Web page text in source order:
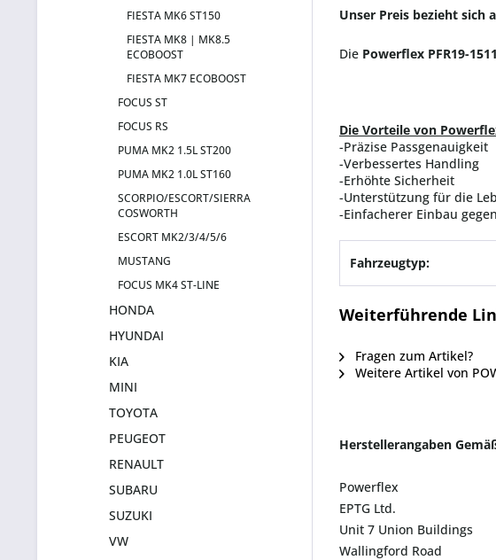
FIESTA MK6 ST150
FIESTA MK8 | MK8.5
ECOBOOST
FIESTA MK7 ECOBOOST
FOCUS ST
FOCUS RS
PUMA MK2 1.5L ST200
PUMA MK2 1.0L ST160
SCORPIO/ESCORT/SIERRA
COSWORTH
ESCORT MK2/3/4/5/6
MUSTANG
FOCUS MK4 ST-LINE
HONDA
HYUNDAI
KIA
MINI
TOYOTA
PEUGEOT
RENAULT
SUBARU
SUZUKI
VW
Unser Preis bezieht sich
Die Powerflex PFR19-
Die Vorteile von
-Präzise Passgenauigkeit
-Verbessertes Handling
-Erhöhte Sicherheit
-Unterstützung für die
-Einfacherer Einbau
Fahrzeugtyp:
Weiterführende
Fragen zum Artikel?
Weitere Artikel von
Herstellerangaben
Powerflex
EPTG Ltd.
Unit 7 Union Buildings
Wallingford Road